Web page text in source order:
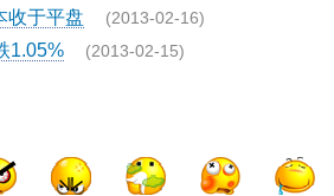
收于平盘 (2013-02-16)
1.05% (2013-02-15)